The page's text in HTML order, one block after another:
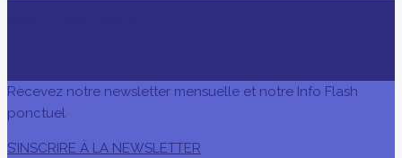
Recevez notre newsletter mensuelle et notre Info Flash
ponctuel
S’INSCRIRE À LA NEWSLETTER